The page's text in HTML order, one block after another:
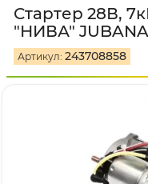
Стартер 28В,
"НИВА" JUBANA
Артикул: 243708858